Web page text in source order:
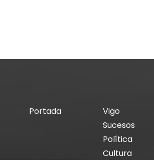
Portada
Vigo
Sucesos
Política
Cultura